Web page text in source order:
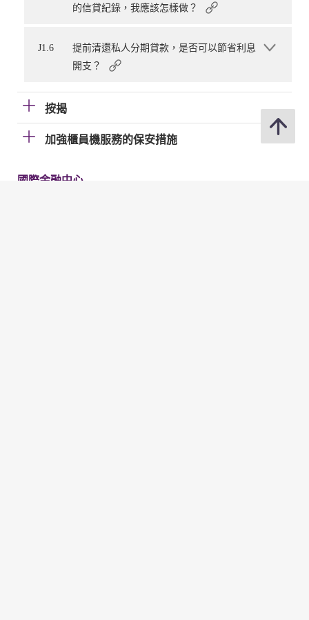
的信貸紀錄，我應該怎樣做？
J1.6
提前清還私人分期貸款，是否可以節省利息
開支？
按揭
加強櫃員機服務的保安措施
國際金融中心